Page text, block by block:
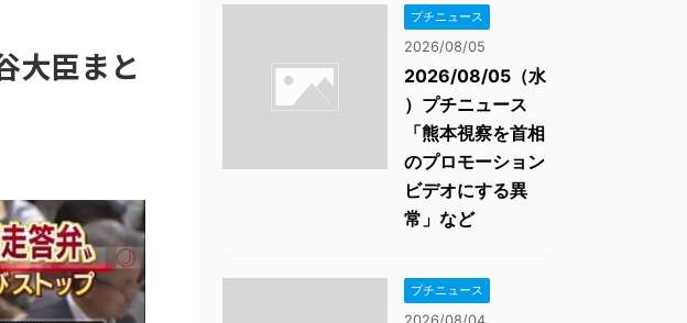
大臣まと
プチニュース
2026/08/05
2026/08/05（水
）プチニュース
「熊本視察を首相
のプロモーション
ビデオにする異
常」など
プチニュース